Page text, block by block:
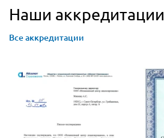
Наши аккредитации
Все аккредитации